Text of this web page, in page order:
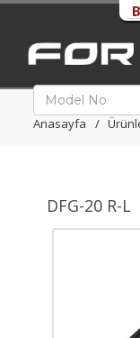
Anasayfa
DFG-20 R-L